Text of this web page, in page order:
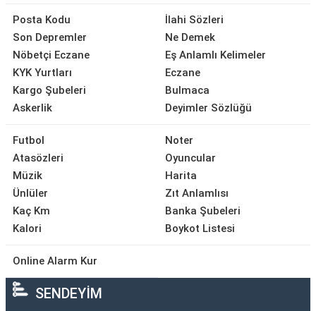
Posta Kodu
Son Depremler
Nöbetçi Eczane
KYK Yurtları
Kargo Şubeleri
Askerlik
İlahi Sözleri
Ne Demek
Eş Anlamlı Kelimeler
Eczane
Bulmaca
Deyimler Sözlüğü
Futbol
Atasözleri
Müzik
Ünlüler
Kaç Km
Kalori
Noter
Oyuncular
Harita
Zıt Anlamlısı
Banka Şubeleri
Boykot Listesi
Online Alarm Kur
SENDEYİM